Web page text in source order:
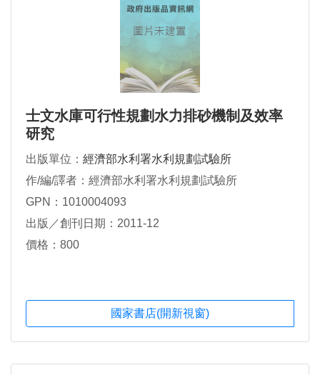
士文水庫可行性規劃水力排砂機制及效率
研究
出版單位： 經濟部水利署水利規劃試驗所
作/編/譯者：經濟部水利署水利規劃試驗所
GPN：1010004093
出版／創刊日期：2011-12
價格：800
國家書店(開新視窗)